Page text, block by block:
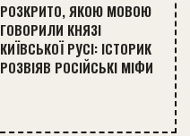
РОЗКРИТО, ЯКОЮ МОВОЮ
ГОВОРИЛИ КНЯЗІ
КИЇВСЬКОЇ РУСІ: ІСТОРИК
РОЗВІЯВ РОСІЙСЬКІ МІФИ